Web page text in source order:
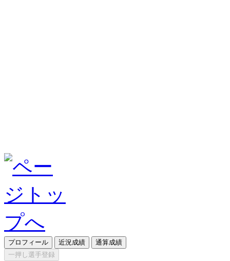
プロフィール 近況成績
通算成績
一押し選手登録